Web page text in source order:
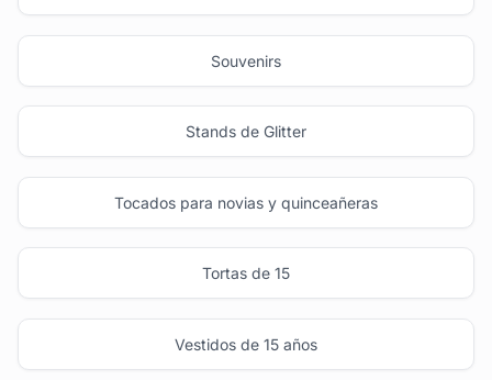
Souvenirs
Stands de Glitter
Tocados para novias y quinceañeras
Tortas de 15
Vestidos de 15 años